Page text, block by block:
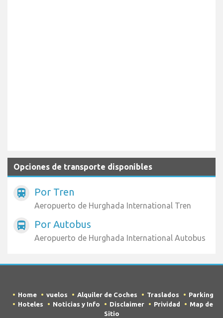
Opciones de transporte disponibles
train Por Tren
Aeropuerto de Hurghada International Tren
directions_bus Por Autobus
Aeropuerto de Hurghada International Autobus
Home vuelos Alquiler de Coches Traslados
Parking
Hoteles
Noticias y Info Disclaimer Prividad
Map de
Sitio